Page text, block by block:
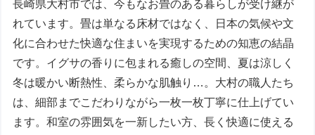
長崎県大村市では、今もなお畳のある暮らしが受け継が
れています。畳は単なる床材ではなく、日本の気候や文
化に合わせた快適な住まいを実現するための知恵の結晶
です。イグサの香りに包まれる癒しの空間、夏は涼しく
冬は暖かい断熱性、柔らかな肌触り…。大村の職人たち
は、細部までこだわりながら一枚一枚丁寧に仕上げてい
ます。和室の雰囲気を一新したい方、長く快適に使える